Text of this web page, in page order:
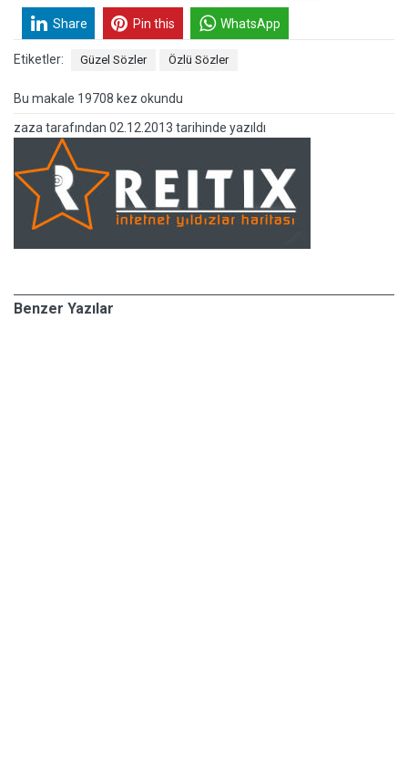
Share Pin this WhatsApp
Etiketler: Güzel Sözler Özlü Sözler
Bu makale 19708 kez okundu
zaza tarafından 02.12.2013 tarihinde yazıldı
Benzer Yazılar